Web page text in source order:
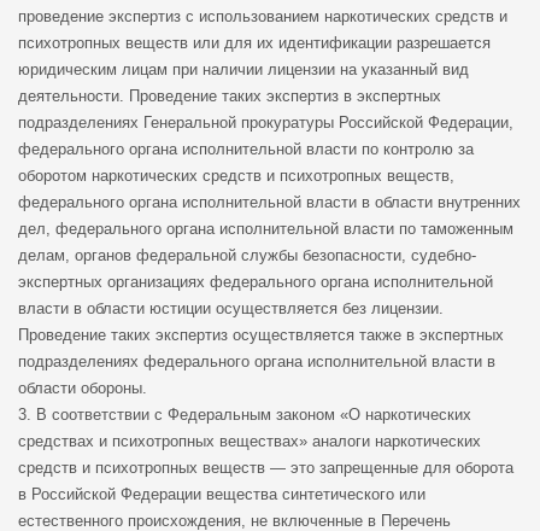
проведение экспертиз с использованием наркотических средств и
психотропных веществ или для их идентификации разрешается
юридическим лицам при наличии лицензии на указанный вид
деятельности. Проведение таких экспертиз в экспертных
подразделениях Генеральной прокуратуры Российской Федерации,
федерального органа исполнительной власти по контролю за
оборотом наркотических средств и психотропных веществ,
федерального органа исполнительной власти в области внутренних
дел, федерального органа исполнительной власти по таможенным
делам, органов федеральной службы безопасности, судебно-
экспертных организациях федерального органа исполнительной
власти в области юстиции осуществляется без лицензии.
Проведение таких экспертиз осуществляется также в экспертных
подразделениях федерального органа исполнительной власти в
области обороны.
3. В соответствии с Федеральным законом «О наркотических
средствах и психотропных веществах» аналоги наркотических
средств и психотропных веществ — это запрещенные для оборота
в Российской Федерации вещества синтетического или
естественного происхождения, не включенные в Перечень